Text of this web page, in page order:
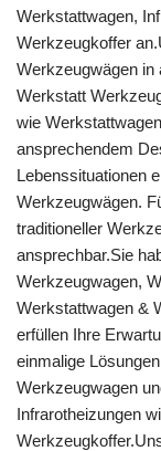
Werkstattwagen,
Werkzeugkoffer
Werkzeugwägen in
Werkstatt
wie
ansprechendem
Lebenssituationen
Werkzeugwägen.
traditioneller
ansprechbar.Sie
Werkzeugwagen,
Werkstattwagen &
erfüllen Ihre
einmalige
Werkzeugwagen
Infrarotheizungen